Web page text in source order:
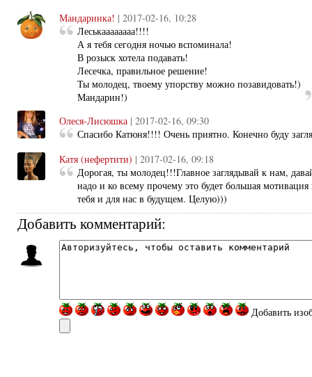
Мандаринка! | 2017-02-16, 10:28
Леськаааааааа!!!!
А я тебя сегодня ночью вспоминала!
В розыск хотела подавать!
Лесечка, правильное решение!
Ты молодец, твоему упорству можно позавидовать!)
Мандарин!)
Олеся-Лисюшка | 2017-02-16, 09:30
Спасибо Катюня!!!! Очень приятно. Конечно буду
Катя (нефертити) | 2017-02-16, 09:18
Дорогая, ты молодец!!!Главное заглядывай к нам,
надо и ко всему прочему это будет большая мотивация
тебя и для нас в будущем. Целую)))
Добавить комментарий:
Добавить